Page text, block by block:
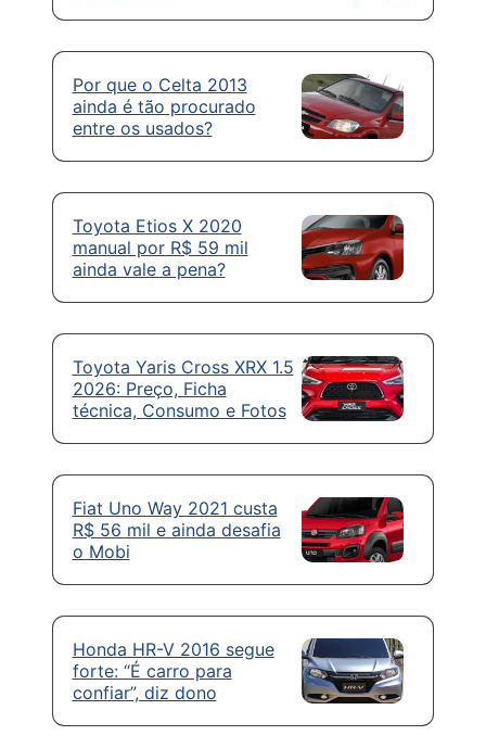
Por que o Celta 2013
ainda é tão procurado
entre os usados?
Toyota Etios X 2020
manual por R$ 59 mil
ainda vale a pena?
Toyota Yaris Cross XRX 1.5
2026: Preço, Ficha
técnica, Consumo e Fotos
Fiat Uno Way 2021 custa
R$ 56 mil e ainda desafia
o Mobi
Honda HR-V 2016 segue
forte: “É carro para
confiar”, diz dono